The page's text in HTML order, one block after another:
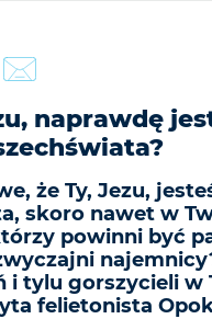
naprawdę
że Ty, Jezu,
skoro nawet w
powinni być
i tylu gorszycieli w
felietonista